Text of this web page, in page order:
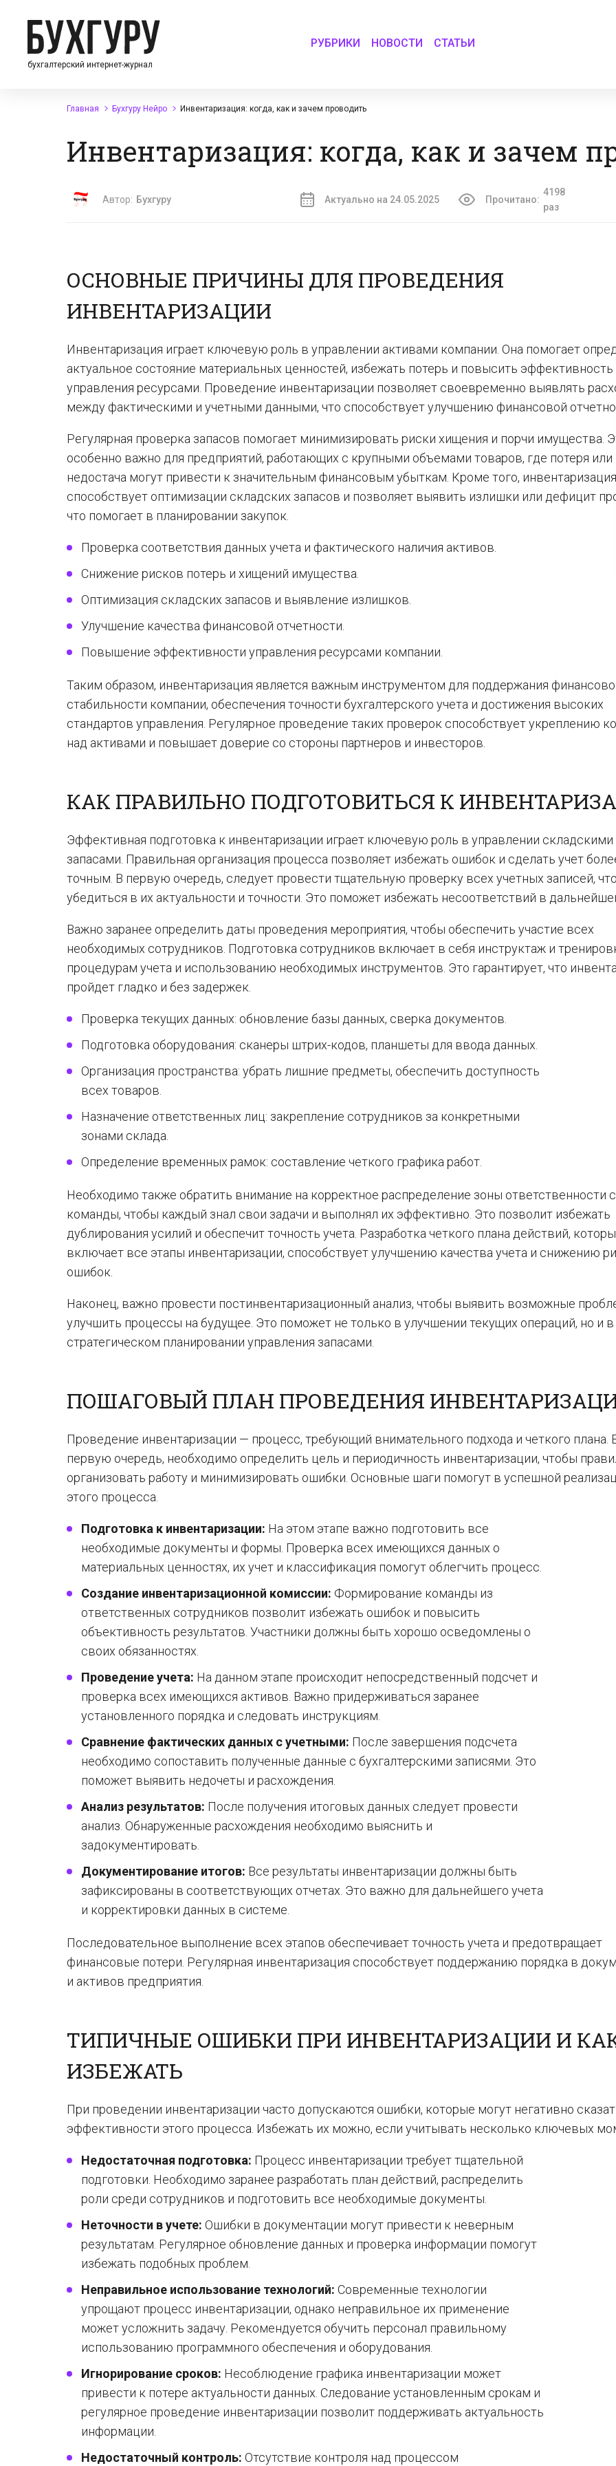
бухгалтерский интернет-журнал
РУБРИКИ НОВОСТИ СТАТЬИ
Главная Бухгуру Нейро Инвентаризация: когда, как и зачем проводить
Инвентаризация: когда, как и зачем
Автор: Бухгуру Актуально на 24.05.2025 Прочитано:
4198
раз
ОСНОВНЫЕ ПРИЧИНЫ ДЛЯ ПРОВЕДЕНИЯ
ИНВЕНТАРИЗАЦИИ
Инвентаризация играет ключевую роль в управлении активами компании. Она помогает
актуальное состояние материальных ценностей, избежать потерь и повысить эффективность
управления ресурсами. Проведение инвентаризации позволяет своевременно выявлять
между фактическими и учетными данными, что способствует улучшению финансовой
Регулярная проверка запасов помогает минимизировать риски хищения и порчи имущества.
особенно важно для предприятий, работающих с крупными объемами товаров, где потеря или
недостача могут привести к значительным финансовым убыткам. Кроме того, инвентаризация
способствует оптимизации складских запасов и позволяет выявить излишки или дефицит
что помогает в планировании закупок.
Проверка соответствия данных учета и фактического наличия активов.
Снижение рисков потерь и хищений имущества.
Оптимизация складских запасов и выявление излишков.
Улучшение качества финансовой отчетности.
Повышение эффективности управления ресурсами компании.
Таким образом, инвентаризация является важным инструментом для поддержания
стабильности компании, обеспечения точности бухгалтерского учета и достижения высоких
стандартов управления. Регулярное проведение таких проверок способствует укреплению
над активами и повышает доверие со стороны партнеров и инвесторов.
КАК ПРАВИЛЬНО ПОДГОТОВИТЬСЯ К
Эффективная подготовка к инвентаризации играет ключевую роль в управлении складскими
запасами. Правильная организация процесса позволяет избежать ошибок и сделать учет
точным. В первую очередь, следует провести тщательную проверку всех учетных записей,
убедиться в их актуальности и точности. Это поможет избежать несоответствий в
Важно заранее определить даты проведения мероприятия, чтобы обеспечить участие всех
необходимых сотрудников. Подготовка сотрудников включает в себя инструктаж и
процедурам учета и использованию необходимых инструментов. Это гарантирует, что
пройдет гладко и без задержек.
Проверка текущих данных: обновление базы данных, сверка документов.
Подготовка оборудования: сканеры штрих-кодов, планшеты для ввода данных.
Организация пространства: убрать лишние предметы, обеспечить доступность
всех товаров.
Назначение ответственных лиц: закрепление сотрудников за конкретными
зонами склада.
Определение временных рамок: составление четкого графика работ.
Необходимо также обратить внимание на корректное распределение зоны ответственности
команды, чтобы каждый знал свои задачи и выполнял их эффективно. Это позволит избежать
дублирования усилий и обеспечит точность учета. Разработка четкого плана действий,
включает все этапы инвентаризации, способствует улучшению качества учета и снижению
ошибок.
Наконец, важно провести постинвентаризационный анализ, чтобы выявить возможные
улучшить процессы на будущее. Это поможет не только в улучшении текущих операций, но и в
стратегическом планировании управления запасами.
ПОШАГОВЫЙ ПЛАН ПРОВЕДЕНИЯ
Проведение инвентаризации — процесс, требующий внимательного подхода и четкого плана.
первую очередь, необходимо определить цель и периодичность инвентаризации, чтобы
организовать работу и минимизировать ошибки. Основные шаги помогут в успешной
этого процесса.
Подготовка к инвентаризации: На этом этапе важно подготовить все
необходимые документы и формы. Проверка всех имеющихся данных о
материальных ценностях, их учет и классификация помогут облегчить процесс.
Создание инвентаризационной комиссии: Формирование команды из
ответственных сотрудников позволит избежать ошибок и повысить
объективность результатов. Участники должны быть хорошо осведомлены о
своих обязанностях.
Проведение учета: На данном этапе происходит непосредственный подсчет и
проверка всех имеющихся активов. Важно придерживаться заранее
установленного порядка и следовать инструкциям.
Сравнение фактических данных с учетными: После завершения подсчета
необходимо сопоставить полученные данные с бухгалтерскими записями. Это
поможет выявить недочеты и расхождения.
Анализ результатов: После получения итоговых данных следует провести
анализ. Обнаруженные расхождения необходимо выяснить и
задокументировать.
Документирование итогов: Все результаты инвентаризации должны быть
зафиксированы в соответствующих отчетах. Это важно для дальнейшего учета
и корректировки данных в системе.
Последовательное выполнение всех этапов обеспечивает точность учета и предотвращает
финансовые потери. Регулярная инвентаризация способствует поддержанию порядка в
и активов предприятия.
ТИПИЧНЫЕ ОШИБКИ ПРИ ИНВЕНТАРИЗАЦИИ И
ИЗБЕЖАТЬ
При проведении инвентаризации часто допускаются ошибки, которые могут негативно
эффективности этого процесса. Избежать их можно, если учитывать несколько ключевых
Недостаточная подготовка: Процесс инвентаризации требует тщательной
подготовки. Необходимо заранее разработать план действий, распределить
роли среди сотрудников и подготовить все необходимые документы.
Неточности в учете: Ошибки в документации могут привести к неверным
результатам. Регулярное обновление данных и проверка информации помогут
избежать подобных проблем.
Неправильное использование технологий: Современные технологии
упрощают процесс инвентаризации, однако неправильное их применение
может усложнить задачу. Рекомендуется обучить персонал правильному
использованию программного обеспечения и оборудования.
Игнорирование сроков: Несоблюдение графика инвентаризации может
привести к потере актуальности данных. Следование установленным срокам и
регулярное проведение инвентаризации позволит поддерживать актуальность
информации.
Недостаточный контроль: Отсутствие контроля над процессом